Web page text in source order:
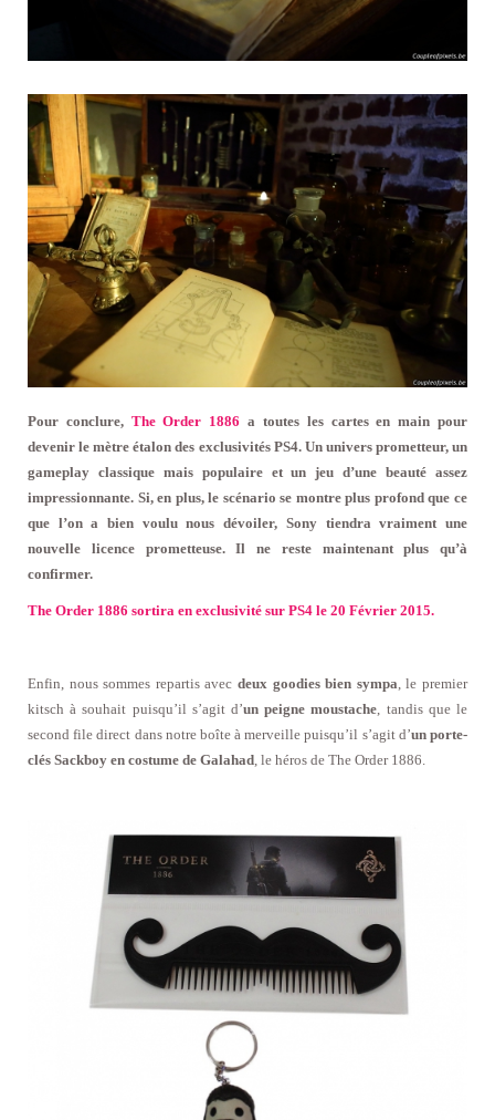
Pour conclure, The Order 1886 a toutes les cartes en main pour
devenir le mètre étalon des exclusivités PS4. Un univers prometteur, un
gameplay classique mais populaire et un jeu d’une beauté assez
impressionnante. Si, en plus, le scénario se montre plus profond que ce
que l’on a bien voulu nous dévoiler, Sony tiendra vraiment une
nouvelle licence prometteuse. Il ne reste maintenant plus qu’à
confirmer.
The Order 1886 sortira en exclusivité sur PS4 le 20 Février 2015.
Enfin, nous sommes repartis avec deux goodies bien sympa, le premier
kitsch à souhait puisqu’il s’agit d’un peigne moustache, tandis que le
second file direct dans notre boîte à merveille puisqu’il s’agit d’un porte-
clés Sackboy en costume de Galahad, le héros de The Order 1886.